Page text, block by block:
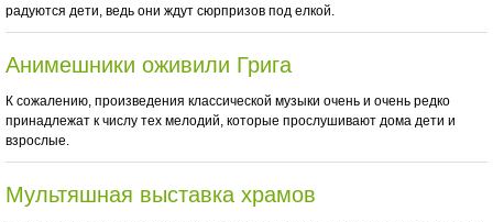
радуются дети, ведь они ждут сюрпризов под елкой.
Анимешники оживили Грига
К сожалению, произведения классической музыки очень и очень редко
принадлежат к числу тех мелодий, которые прослушивают дома дети и
взрослые.
Мультяшная выставка храмов